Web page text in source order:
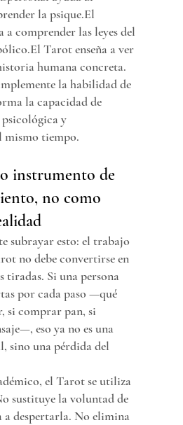
la psique.El
a comprender las leyes del
Tarot enseña a ver
humana concreta.
la habilidad de
la capacidad de
y
mismo tiempo.
instrumento de
no como
subrayar esto: el trabajo
no debe convertirse en
tiradas. Si una persona
por cada paso —qué
si comprar pan, si
eso ya no es una
sino una pérdida del
el Tarot se utiliza
sustituye la voluntad de
a despertarla. No elimina